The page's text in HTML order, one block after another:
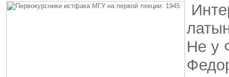
Не у